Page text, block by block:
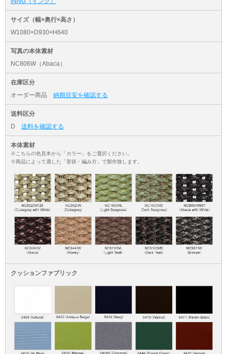
サイズ（幅×奥行×高さ）
W1080×D930×H640
写真の本体素材
NC806W（Abaca）
在庫区分
オーダー商品 納期目安を確認する
送料区分
D 送料を確認する
本体素材
※こちらの色見本から「カラー」をご選択ください。
※商品によって適した「形状・編み方」で製作致します。
クッションファブリック